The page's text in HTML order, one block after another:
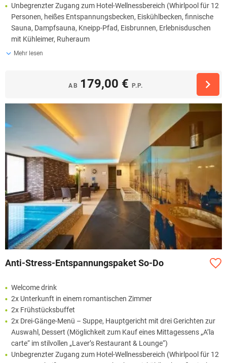
Unbegrenzter Zugang zum Hotel-Wellnessbereich (Whirlpool für 12
Personen, heißes Entspannungsbecken, Eiskühlbecken, finnische
Sauna, Dampfsauna, Kneipp-Pfad, Eisbrunnen, Erlebnisduschen
mit Kühleimer, Ruheraum
Mehr lesen
AB 179,00 € P.P.
Anti-Stress-Entspannungspaket So-Do
Welcome drink
2x Unterkunft in einem romantischen Zimmer
2x Frühstücksbuffet
2x Drei-Gänge-Menü – Suppe, Hauptgericht mit drei Gerichten zur
Auswahl, Dessert (Möglichkeit zum Kauf eines Mittagessens „A’la
carte“ im stilvollen „Laver’s Restaurant & Lounge“)
Unbegrenzter Zugang zum Hotel-Wellnessbereich (Whirlpool für 12